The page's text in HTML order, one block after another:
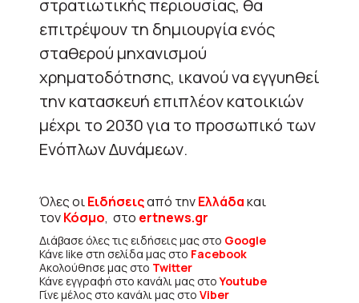
στρατιωτικής περιουσίας, θα
επιτρέψουν τη δημιουργία ενός
σταθερού μηχανισμού
χρηματοδότησης, ικανού να εγγυηθεί
την κατασκευή επιπλέον κατοικιών
μέχρι το 2030 για το προσωπικό των
Ενόπλων Δυνάμεων.
Όλες οιΕιδήσειςαπό τηνΕλλάδακαι
τονΚόσμο, στο ertnews.gr
Διάβασε όλες τις ειδήσεις μας στο Google
Κάνε like στη σελίδα μας στο Facebook
Ακολούθησε μας στο Twitter
Κάνε εγγραφή στο κανάλι μας στοYoutube
Γίνε μέλος στο κανάλι μας στο Viber